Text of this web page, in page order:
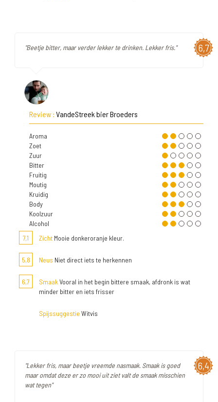
6,7
"Beetje bitter, maar verder lekker te drinken. Lekker fris."
Review : VandeStreek bier Broeders
Aroma
Zoet
Zuur
Bitter
Fruitig
Moutig
Kruidig
Body
Koolzuur
Alcohol
7,1
Zicht Mooie donkeroranje kleur.
5,8 Neus Niet direct iets te herkennen
6,7 SmaakVooral in het begin bittere smaak, afdronk is wat
minder bitter en iets frisser
Spijssuggestie Witvis
6,4
"Lekker fris, maar beetje vreemde nasmaak. Smaak is goed
maar omdat deze er zo mooi uit ziet valt de smaak misschien
wat tegen"